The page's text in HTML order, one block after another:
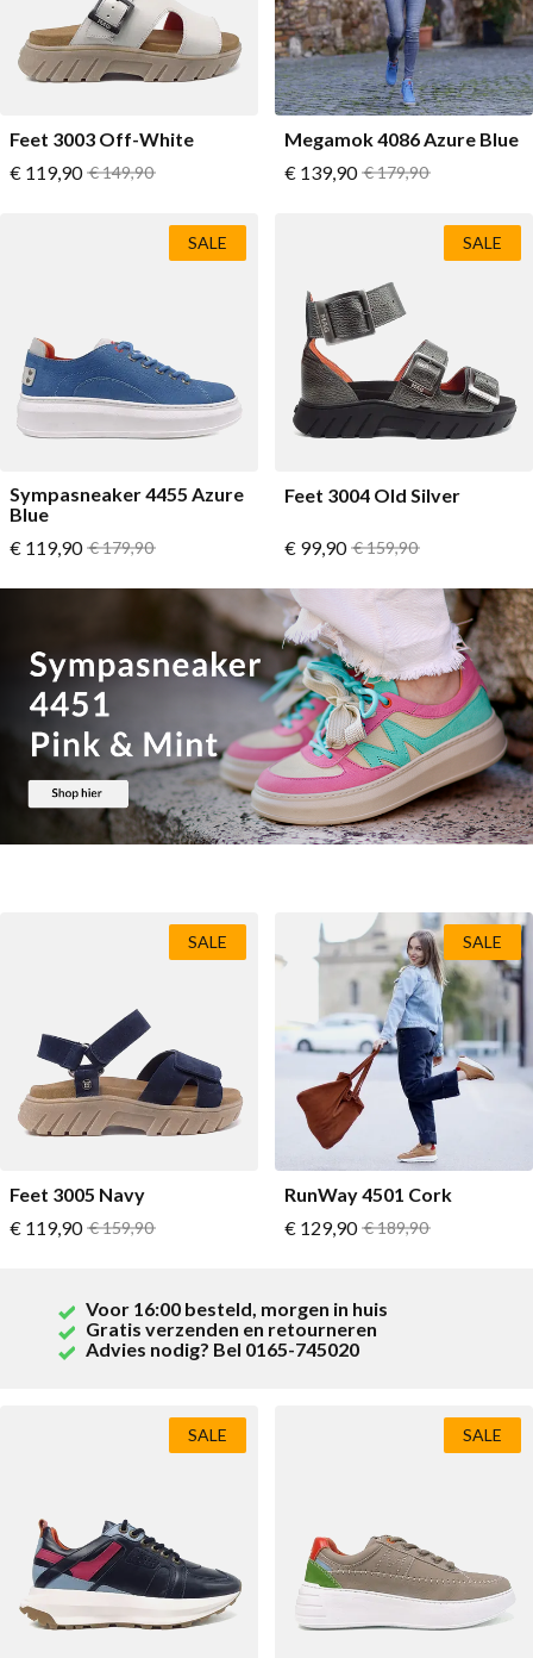
Lage schoenen
Vegan
Loafers
Bikerboots
Chelseaboots
Hakken
Laarzen
MAG Iconen
Loafers
Sale
Feet 3003 Off-White
Vanaf
€ 119,90 Normale prijs
€ 149,90
Megamok 4086 Azure Blue
Vanaf
€ 139,90 Normale prijs
€ 179,90
Sympasneaker 4455 Azure
Blue
Vanaf
€ 119,90 Normale prijs
€ 179,90
SALE
Feet 3004 Old Silver
Vanaf
€ 99,90 Normale prijs
€ 159,90
SALE
Feet 3005 Navy
Vanaf
€ 119,90 Normale prijs
€ 159,90
SALE
RunWay 4501 Cork
Vanaf
€ 129,90 Normale prijs
€ 189,90
SALE
SALE SALE
Voor 16:00 besteld, morgen in huis
Gratis verzenden en retourneren
Advies nodig? Bel 0165-745020